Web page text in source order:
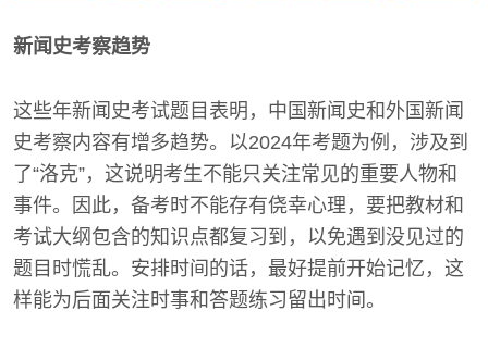
新闻史考察趋势
这些年新闻史考试题目表明，中国新闻史和外国新闻
史考察内容有增多趋势。以2024年考题为例，涉及到
了“洛克”，这说明考生不能只关注常见的重要人物和
事件。因此，备考时不能存有侥幸心理，要把教材和
考试大纲包含的知识点都复习到，以免遇到没见过的
题目时慌乱。安排时间的话，最好提前开始记忆，这
样能为后面关注时事和答题练习留出时间。